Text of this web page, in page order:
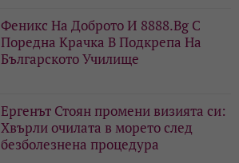
Феникс На Доброто И 8888.Bg С
Поредна Крачка В Подкрепа На
Българското Училище
Ергенът Стоян промени визията си:
Хвърли очилата в морето след
безболезнена процедура